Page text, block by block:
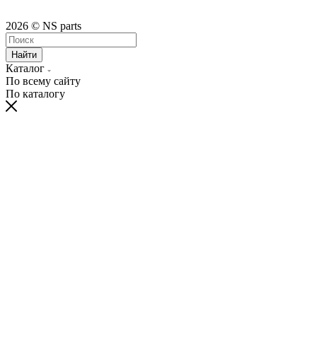
2026 © NS parts
Найти
Каталог
По всему сайту
По каталогу